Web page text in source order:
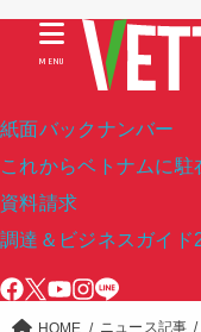
紙面バックナンバー
これからベトナムに駐
資料請求
調達＆ビジネスガイド
MENU
HOME ニュース記事